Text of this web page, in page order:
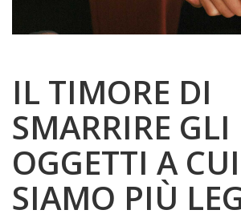
IL TIMORE DI
SMARRIRE GLI
OGGETTI A CUI
SIAMO PIÙ